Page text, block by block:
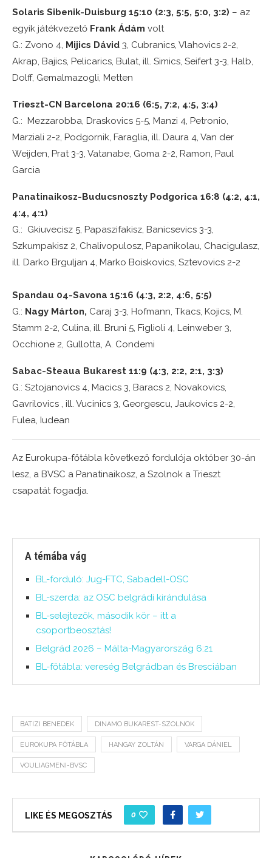
Solaris Sibenik-Duisburg 15:10 (2:3, 5:5, 5:0, 3:2) – az
egyik játékvezető Frank Ádám volt
G.: Zvono 4, Mijics Dávid 3, Cubranics, Vlahovics 2-2,
Akrap, Bajics, Pelicarics, Bulat, ill. Simics, Seifert 3-3, Halb,
Dolff, Gemalmazogli, Metten
Trieszt-CN Barcelona 20:16 (6:5, 7:2, 4:5, 3:4)
G.: Mezzarobba, Draskovics 5-5, Manzi 4, Petronio,
Marziali 2-2, Podgornik, Faraglia, ill. Daura 4, Van der
Weijden, Prat 3-3, Vatanabe, Goma 2-2, Ramon, Paul
Garcia
Panatinaikosz-Buducsnoszty Podgorica 16:8 (4:2, 4:1,
4:4, 4:1)
G.: Gkiuvecisz 5, Papaszifakisz, Banicsevics 3-3,
Szkumpakisz 2, Chalivopulosz, Papanikolau, Chacigulasz,
ill. Darko Brguljan 4, Marko Boiskovics, Sztevovics 2-2
Spandau 04-Savona 15:16 (4:3, 2:2, 4:6, 5:5)
G.: Nagy Márton, Caraj 3-3, Hofmann, Tkacs, Kojics, M.
Stamm 2-2, Culina, ill. Bruni 5, Figlioli 4, Leinweber 3,
Occhione 2, Gullotta, A. Condemi
Sabac-Steaua Bukarest 11:9 (4:3, 2:2, 2:1, 3:3)
G.: Sztojanovics 4, Macics 3, Baracs 2, Novakovics,
Gavrilovics , ill. Vucinics 3, Georgescu, Jaukovics 2-2,
Fulea, Iudean
Az Eurokupa-főtábla következő fordulója október 30-án
lesz, a BVSC a Panatinaikosz, a Szolnok a Trieszt
csapatát fogadja.
A témába vág
BL-forduló: Jug-FTC, Sabadell-OSC
BL-szerda: az OSC belgrádi kirándulása
BL-selejtezők, második kör – itt a
csoportbeosztás!
Belgrád 2026 – Málta-Magyarország 6:21
BL-főtábla: vereség Belgrádban és Bresciában
BATIZI BENEDEK DINAMO BUKAREST-SZOLNOK
EUROKUPA FŐTÁBLA HANGAY ZOLTÁN VARGA DÁNIEL
VOULIAGMENI-BVSC
LIKE ÉS MEGOSZTÁS 0